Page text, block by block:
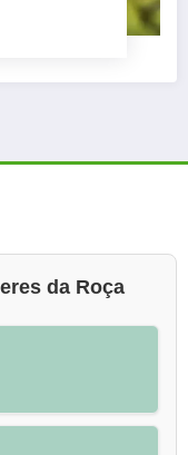
da Roça